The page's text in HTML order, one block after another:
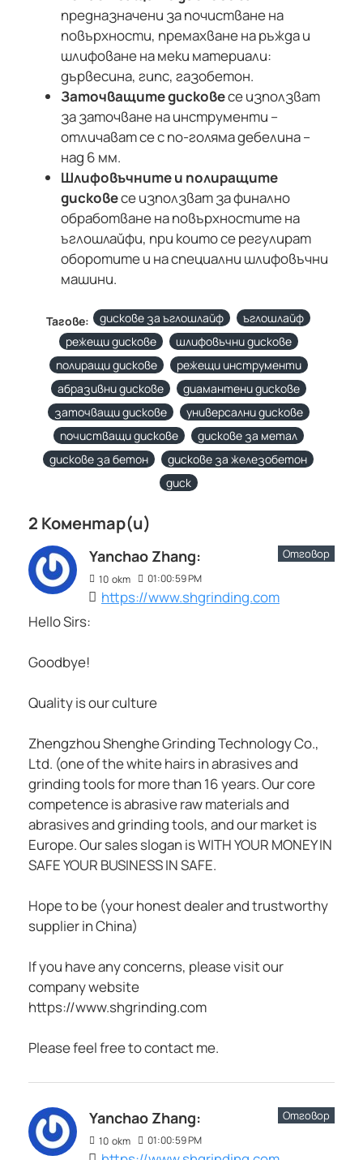
предназначени за почистване на
повърхности, премахване на ръжда и
шлифоване на меки материали:
дървесина, гипс, газобетон.
Заточващите дисковесе използват
за заточване на инструменти –
отличават се с по-голяма дебелина –
над 6 мм.
Шлифовъчните и полиращите
дисковесе използват за финално
обработване на повърхностите на
ъглошлайфи, при които се регулират
оборотите и на специални шлифовъчни
машини.
Тагове: дискове за ъглошлайф
ъглошлайф
режещи дискове
шлифовъчни дискове
полиращи дискове
режещи инструменти
абразивни дискове
диамантени дискове
заточващи дискове
универсални дискове
почистващи дискове
дискове за метал
дискове за бетон
дискове за железобетон
диск
2 Коментар(и)
Yanchao Zhang:
10 окт 01:00:59 PM
https://www.shgrinding.com
Отговор
Hello Sirs:
Goodbye!
Quality is our culture
Zhengzhou Shenghe Grinding Technology Co.,
Ltd. (one of the white hairs in abrasives and
grinding tools for more than 16 years. Our core
competence is abrasive raw materials and
abrasives and grinding tools, and our market is
Europe. Our sales slogan is WITH YOUR MONEY IN
SAFE YOUR BUSINESS IN SAFE.
Hope to be (your honest dealer and trustworthy
supplier in China)
If you have any concerns, please visit our
company website
https://www.shgrinding.com
Please feel free to contact me.
Yanchao Zhang:
10 окт 01:00:59 PM
Отговор